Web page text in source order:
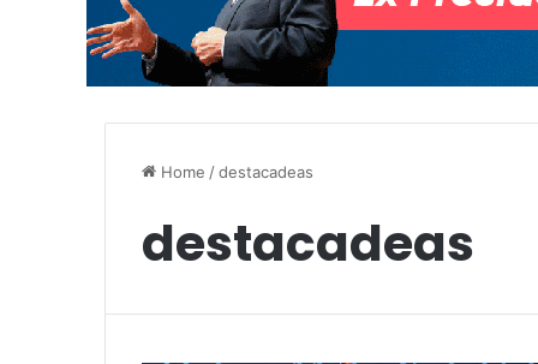
Home /destacadeas
destacadeas